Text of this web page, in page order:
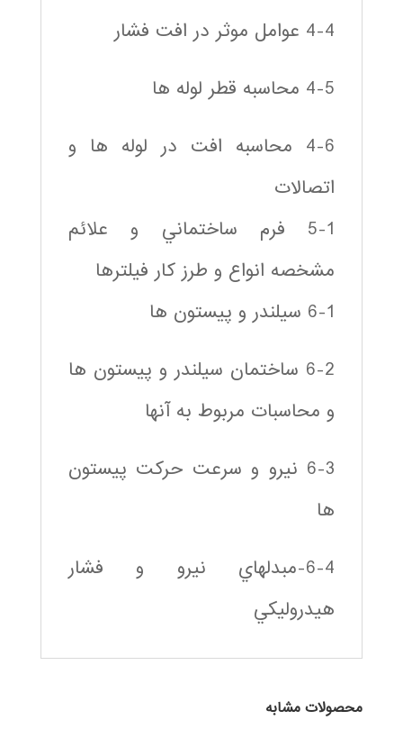
4-4 عوامل موثر در افت فشار
4-5 محاسبه قطر لوله ها
4-6 محاسبه افت در لوله ها و
اتصالات
5-1 فرم ساختماني و علائم
مشخصه انواع و طرز كار فيلترها
6-1 سيلندر و پيستون ها
6-2 ساختمان سيلندر و پيستون ها
و محاسبات مربوط به آنها
6-3 نيرو و سرعت حركت پيستون
ها
6-4-مبدلهاي نيرو و فشار
هيدروليكي
محصولات مشابه